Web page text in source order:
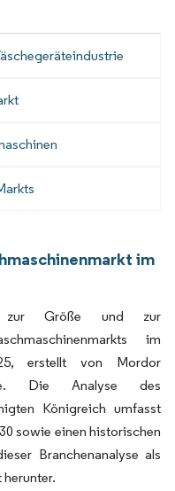
im
zur Größe und zur
im
erstellt von Mordor
Die Analyse des
Königreich umfasst
sowie einen historischen
Branchenanalyse als